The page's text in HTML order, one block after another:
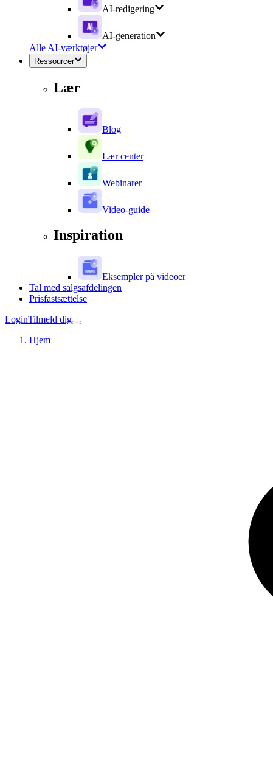
AI-redigering
AI-generation
Alle AI-værktøjer
Ressourcer
Lær
Blog
Lær center
Webinarer
Video-guide
Inspiration
Eksempler på videoer
Tal med salgsafdelingen
Prisfastsættelse
LoginTilmeld dig
Hjem